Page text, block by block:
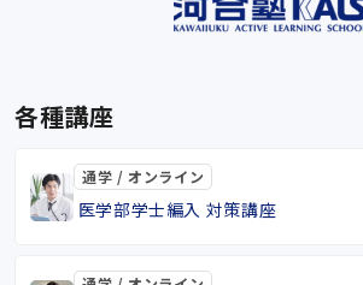
各種講座
通学 / オンライン
医学部学士編入 対策講座